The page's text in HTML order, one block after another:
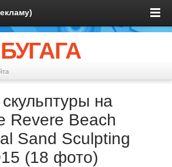
БУГАГА
на
Revere Beach
Sand Sculpting
(18 фото)